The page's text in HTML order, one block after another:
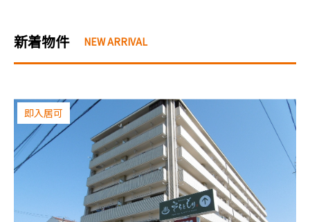
新着物件
即入居可